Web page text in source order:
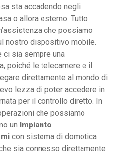
sta accadendo negli
o allora esterno. Tutto
che possiamo
nostro dispositivo mobile.
ci sia sempre una
poiché le telecamere e il
direttamente al mondo di
lezza di poter accedere in
per il controllo diretto. In
che possiamo
un Impianto
con sistema di domotica
sia connesso direttamente